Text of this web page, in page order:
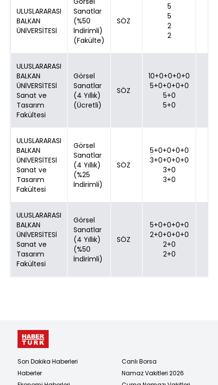
ULUSLARARASI
BALKAN
ÜNİVERSİTESİ
Sanatlar
(%50
İndirimli)
(Fakülte)
SÖZ
5
5
2
2
ULUSLARARASI
BALKAN
ÜNİVERSİTESİ
Sanat ve
Tasarım
Fakültesi
Görsel
Sanatlar
(4 Yıllık)
(Ücretli)
SÖZ
10+0+0+0+0
5+0+0+0+0
5+0
5+0
ULUSLARARASI
BALKAN
ÜNİVERSİTESİ
Sanat ve
Tasarım
Fakültesi
Görsel
Sanatlar
(4 Yıllık)
(%25
İndirimli)
SÖZ
5+0+0+0+0
3+0+0+0+0
3+0
3+0
ULUSLARARASI
BALKAN
ÜNİVERSİTESİ
Sanat ve
Tasarım
Fakültesi
Görsel
Sanatlar
(4 Yıllık)
(%50
İndirimli)
SÖZ
5+0+0+0+0
2+0+0+0+0
2+0
2+0
Son Dakika Haberleri
Haberler
Canlı Borsa
Namaz Vakitleri 2026